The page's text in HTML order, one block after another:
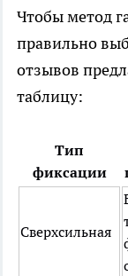
Чтобы метод
правильно
отзывов
таблицу:
Тип
фиксации
Сверхсильная